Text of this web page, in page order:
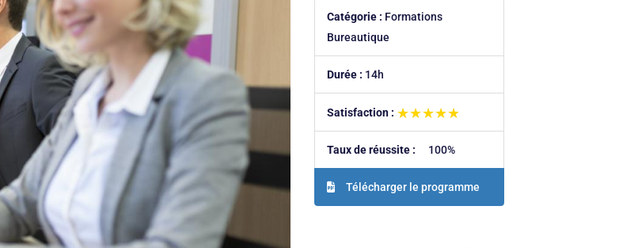
Catégorie : Formations
Bureautique
Durée : 14h
Satisfaction : ★★★★★
★★★★★
Taux de réussite : 100%
Télécharger le programme